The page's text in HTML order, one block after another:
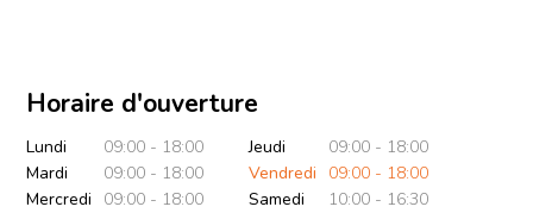
Horaire d'ouverture
Lundi
09:00 - 18:00
Mardi
09:00 - 18:00
Mercredi
09:00 - 18:00
Jeudi
09:00 - 18:00
Vendredi
09:00 - 18:00
Samedi
10:00 - 16:30